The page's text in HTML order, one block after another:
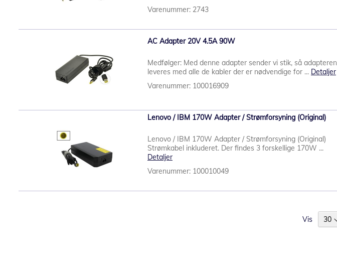
Varenummer: 2743
AC Adapter 20V 4.5A 90W
Medfølger: Med denne adapter sender vi stik, så adapteren
leveres med alle de kabler der er nødvendige for ... Detaljer
Varenummer: 100016909
Lenovo / IBM 170W Adapter / Strømforsyning (Original)
Lenovo / IBM 170W Adapter / Strømforsyning (Original)
Strømkabel inkluderet. Der findes 3 forskellige 170W ...
Detaljer
Varenummer: 100010049
Vis